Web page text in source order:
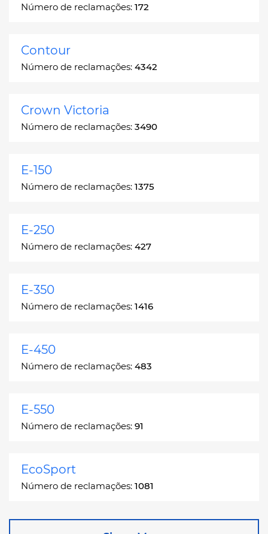
Número de reclamações: 172
Contour
Número de reclamações: 4342
Crown Victoria
Número de reclamações: 3490
E-150
Número de reclamações: 1375
E-250
Número de reclamações: 427
E-350
Número de reclamações: 1416
E-450
Número de reclamações: 483
E-550
Número de reclamações: 91
EcoSport
Número de reclamações: 1081